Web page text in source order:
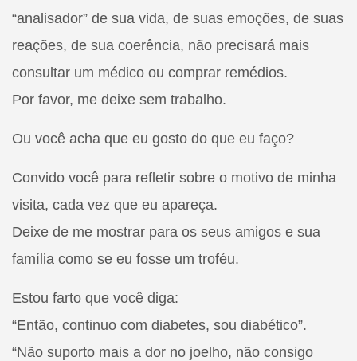
“analisador” de sua vida, de suas emoções, de suas
reações, de sua coerência, não precisará mais
consultar um médico ou comprar remédios.
Por favor, me deixe sem trabalho.
Ou você acha que eu gosto do que eu faço?
Convido você para refletir sobre o motivo de minha
visita, cada vez que eu apareça.
Deixe de me mostrar para os seus amigos e sua
família como se eu fosse um troféu.
Estou farto que você diga:
“Então, continuo com diabetes, sou diabético”.
“Não suporto mais a dor no joelho, não consigo